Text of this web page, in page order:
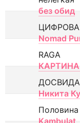
без обид
Nomad
RAGA
Никита
Половина
Kambulat,